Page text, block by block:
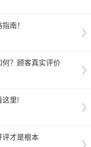
南！
？顾客真实评价
这里!
评才是根本